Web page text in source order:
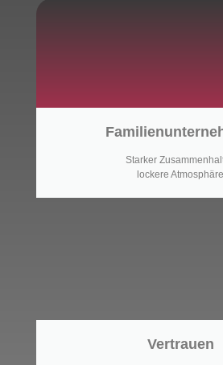
Starker
lockere Atmosphäre
Vertrauen